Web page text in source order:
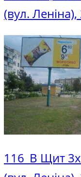
(вул. Леніна),
116_В Щит